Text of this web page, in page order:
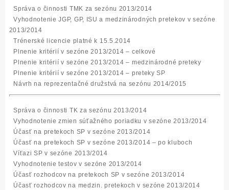
Správa o činnosti TMK za sezónu 2013/2014
Vyhodnotenie JGP, GP, ISU a medzinárodných pretekov v sezóne
2013/2014
Trénerské licencie platné k 15.5.2014
Plnenie kritérií v sezóne 2013/2014 – celkové
Plnenie kritérií v sezóne 2013/2014 – medzinárodné preteky
Plnenie kritérií v sezóne 2013/2014 – preteky SP
Návrh na reprezentačné družstvá na sezónu 2014/2015
Správa o činnosti TK za sezónu 2013/2014
Vyhodnotenie zmien súťažného poriadku v sezóne 2013/2014
Účasť na pretekoch SP v sezóne 2013/2014
Účasť na pretekoch SP v sezóne 2013/2014 – po kluboch
Víťazi SP v sezóne 2013/2014
Vyhodnotenie testov v sezóne 2013/2014
Účasť rozhodcov na pretekoch SP v sezóne 2013/2014
Účasť rozhodcov na medzin. pretekoch v sezóne 2013/2014